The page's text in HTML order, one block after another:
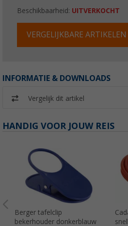
Beschikbaarheid: UITVERKOCHT
VERGELIJKBARE ARTIKELEN
INFORMATIE & DOWNLOADS
Vergelijk dit artikel
HANDIG VOOR JOUW REIS
Berger tafelclip
bekerhouder donkerblauw